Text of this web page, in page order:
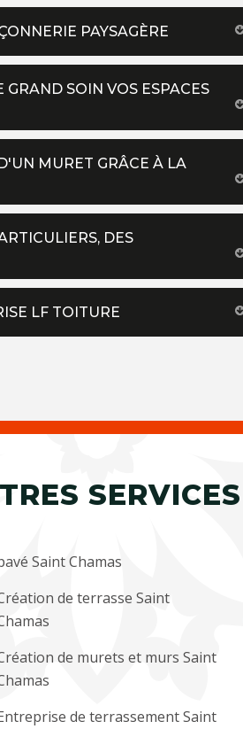
PAYSAGÈRE
SOIN VOS ESPACES
MURET GRÂCE À LA
DES
LF TOITURE
SERVICES
Saint Chamas
de terrasse Saint
de murets et murs Saint
de terrassement Saint